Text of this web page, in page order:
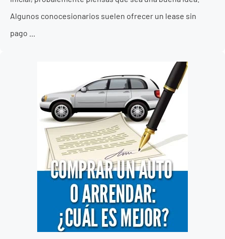
Algunos conocesionarios suelen ofrecer un lease sin
pago ...